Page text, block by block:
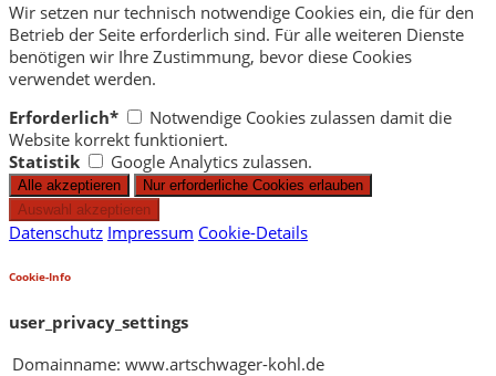
Wir setzen nur technisch notwendige Cookies ein, die für den
Betrieb der Seite erforderlich sind. Für alle weiteren Dienste
benötigen wir Ihre Zustimmung, bevor diese Cookies
verwendet werden.
Erforderlich*
Notwendige Cookies zulassen damit die
Website korrekt funktioniert.
Statistik
Google Analytics zulassen.
Datenschutz Impressum Cookie-Details
Cookie-Info
user_privacy_settings
Domainname: www.artschwager-kohl.de